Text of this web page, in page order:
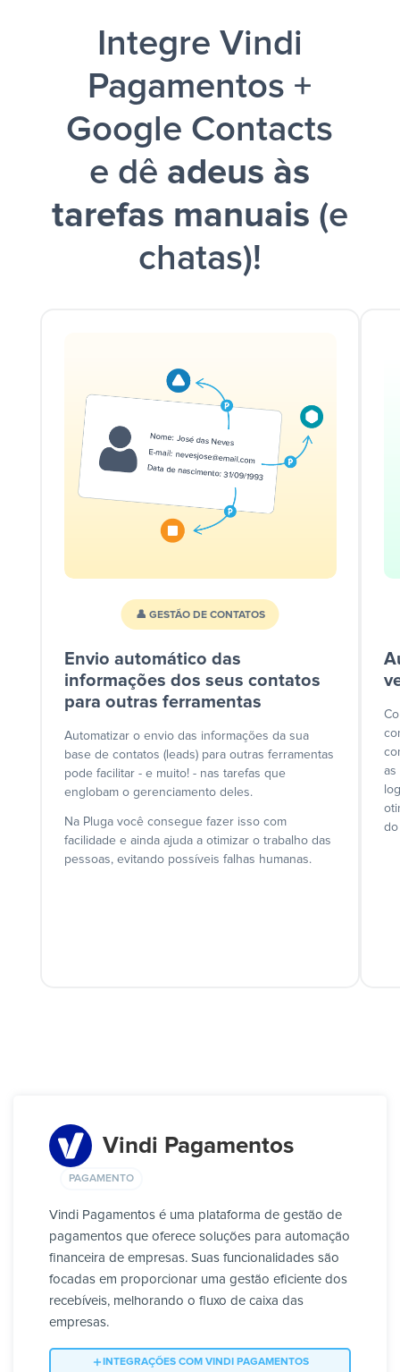
Integre Vindi
Pagamentos +
Google Contacts
e dê adeus às
tarefas manuais (e
chatas)!
👤 GESTÃO DE CONTATOS
Envio automático das
informações dos seus contatos
para outras ferramentas
Automatizar o envio das informações da sua
base de contatos (leads) para outras ferramentas
pode facilitar - e muito! - nas tarefas que
englobam o gerenciamento deles.
Na Pluga você consegue fazer isso com
facilidade e ainda ajuda a otimizar o trabalho das
pessoas, evitando possíveis falhas humanas.
as
do
Vindi Pagamentos
PAGAMENTO
Vindi Pagamentos é uma plataforma de gestão de
pagamentos que oferece soluções para automação
financeira de empresas. Suas funcionalidades são
focadas em proporcionar uma gestão eficiente dos
recebíveis, melhorando o fluxo de caixa das
empresas.
INTEGRAÇÕES COM VINDI PAGAMENTOS